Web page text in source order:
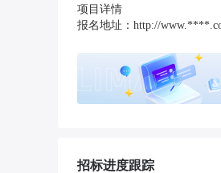
项目详情
报名地址：http://
招标进度跟踪